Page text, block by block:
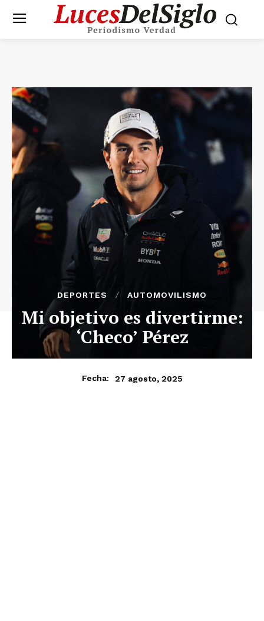
DEPORTES AUTOMOVILISMO
Mi objetivo es divertirme:
‘Checo’ Pérez
Fecha: 27 agosto, 2025